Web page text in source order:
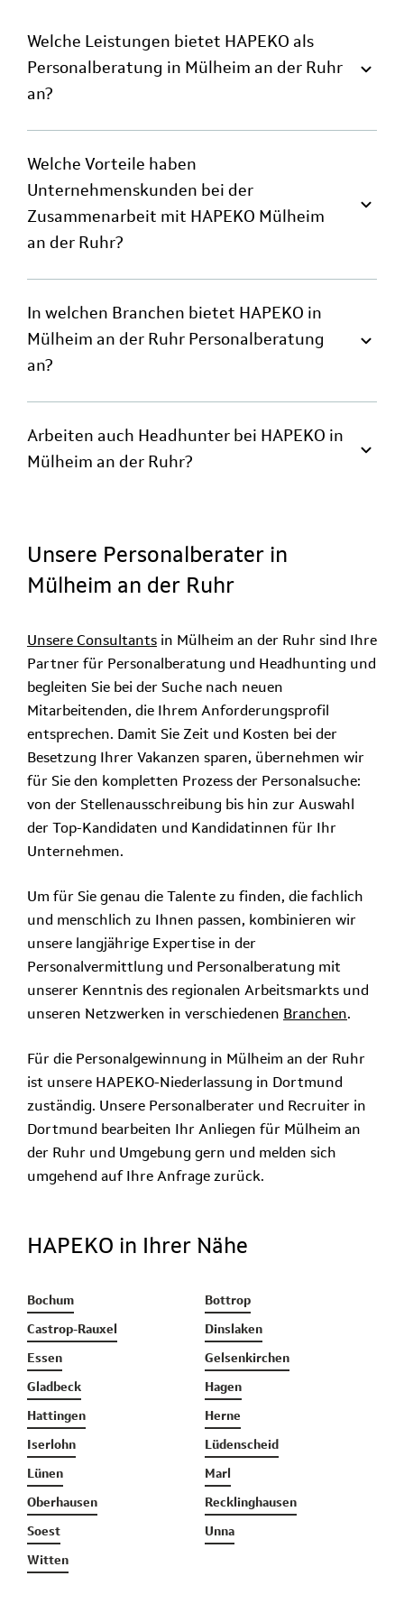
Welche Leistungen bietet HAPEKO als
Personalberatung in Mülheim an der Ruhr
an?
Welche Vorteile haben
Unternehmenskunden bei der
Zusammenarbeit mit HAPEKO Mülheim
an der Ruhr?
In welchen Branchen bietet HAPEKO in
Mülheim an der Ruhr Personalberatung
an?
Arbeiten auch Headhunter bei HAPEKO in
Mülheim an der Ruhr?
Unsere Personalberater in
Mülheim an der Ruhr
Unsere Consultants in Mülheim an der Ruhr sind Ihre
Partner für Personalberatung und Headhunting und
begleiten Sie bei der Suche nach neuen
Mitarbeitenden, die Ihrem Anforderungsprofil
entsprechen. Damit Sie Zeit und Kosten bei der
Besetzung Ihrer Vakanzen sparen, übernehmen wir
für Sie den kompletten Prozess der Personalsuche:
von der Stellenausschreibung bis hin zur Auswahl
der Top-Kandidaten und Kandidatinnen für Ihr
Unternehmen.
Um für Sie genau die Talente zu finden, die fachlich
und menschlich zu Ihnen passen, kombinieren wir
unsere langjährige Expertise in der
Personalvermittlung und Personalberatung mit
unserer Kenntnis des regionalen Arbeitsmarkts und
unseren Netzwerken in verschiedenen Branchen.
Für die Personalgewinnung in Mülheim an der Ruhr
ist unsere HAPEKO-Niederlassung in Dortmund
zuständig. Unsere Personalberater und Recruiter in
Dortmund bearbeiten Ihr Anliegen für Mülheim an
der Ruhr und Umgebung gern und melden sich
umgehend auf Ihre Anfrage zurück.
HAPEKO in Ihrer Nähe
Bochum Bottrop
Castrop-Rauxel Dinslaken
Essen Gelsenkirchen
Gladbeck Hagen
Hattingen Herne
Iserlohn Lüdenscheid
Lünen Marl
Oberhausen Recklinghausen
Soest Unna
Witten